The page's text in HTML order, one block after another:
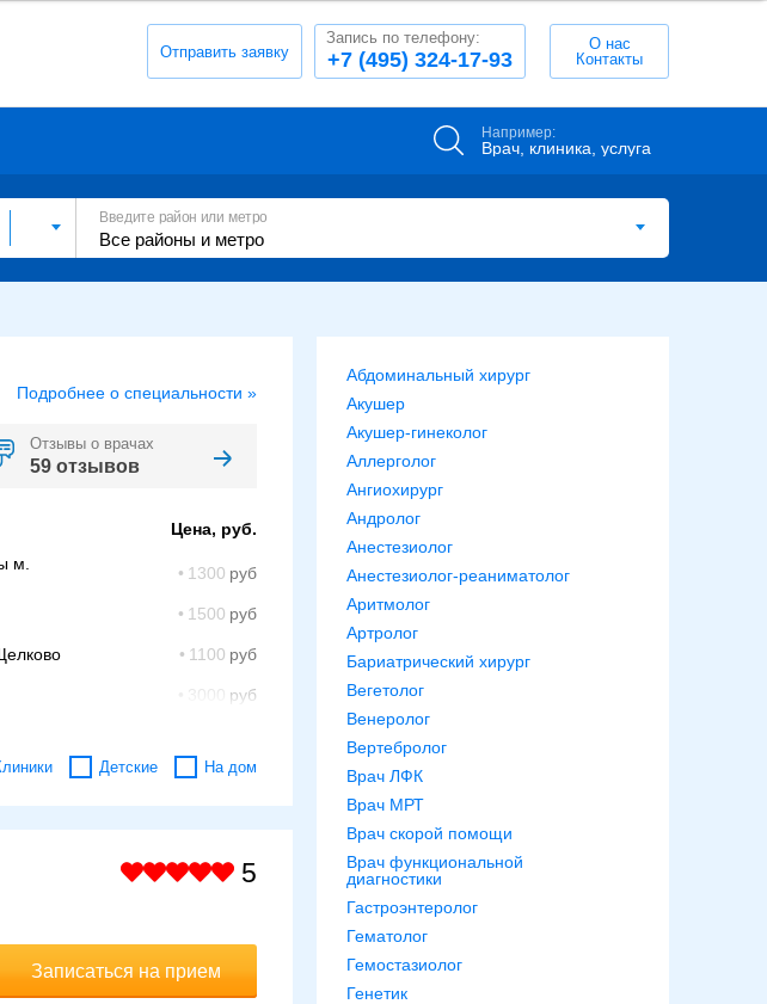
Отправить заявку +7 (495) 324-17-93
Запись по телефону:
О нас
Контакты
Например:
Врач, клиника, услуга
Введите район или метро
Подробнее о специальности »
Отзывы о врачах
59 отзывов
Цена, руб.
м.
1300
1500
1100
1964
6000
Детские На дом
5
Записаться на прием
Абдоминальный хирург
Акушер
Акушер-гинеколог
Аллерголог
Ангиохирург
Андролог
Анестезиолог
Анестезиолог-реаниматолог
Аритмолог
Артролог
Бариатрический хирург
Вегетолог
Венеролог
Вертебролог
Врач ЛФК
Врач МРТ
Врач скорой помощи
Врач функциональной
диагностики
Гастроэнтеролог
Гематолог
Гемостазиолог
Генетик